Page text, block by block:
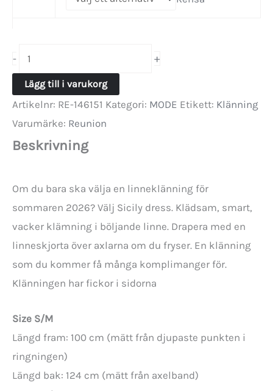
-
Linneklänning
Sicily
underbar
sommarklänning
mängd
+
Lägg till i varukorg
Artikelnr: RE-146151 Kategori: MODE Etikett: Klänning
Varumärke: Reunion
Beskrivning
Om du bara ska välja en linneklänning för
sommaren 2026? Välj Sicily dress. Klädsam, smart,
vacker klämning i böljande linne. Drapera med en
linneskjorta över axlarna om du fryser. En klänning
som du kommer få många komplimanger för.
Klänningen har fickor i sidorna
Size S/M
Längd fram: 100 cm (mätt från djupaste punkten i
ringningen)
Längd bak: 124 cm (mätt från axelband)